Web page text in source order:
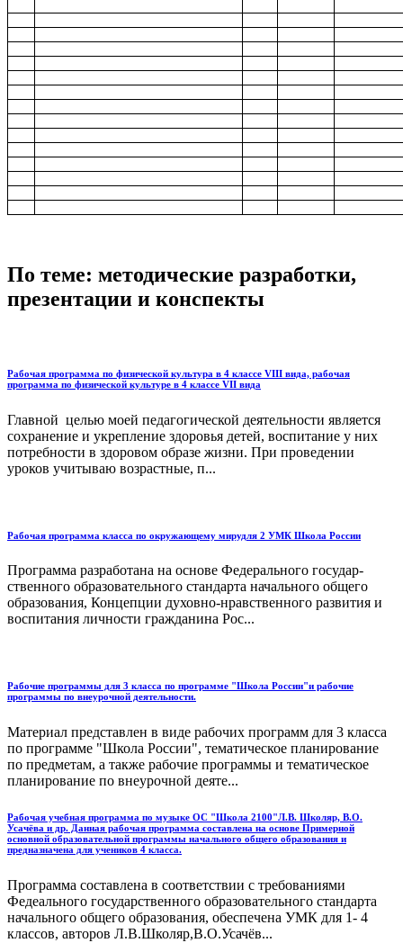
По теме: методические разработки,
презентации и конспекты
Рабочая программа по физической культура в 4 классе VIII вида, рабочая
программа по физической культуре в 4 классе VII вида
Главной целью моей педагогической деятельности является
сохранение и укрепление здоровья детей, воспитание у них
потребности в здоровом образе жизни. При проведении
уроков учитываю возрастные, п...
Рабочая программа класса по окружающему мирудля 2 УМК Школа России
Программа разработана на основе Федерального государ­
ственного образовательного стандарта начального общего
обра­зования, Концепции духовно-нравственного развития и
воспи­тания личности гражданина Рос...
Рабочие программы для 3 класса по программе "Школа России"и рабочие
программы по внеурочной деятельности.
Материал представлен в виде рабочих программ для 3 класса
по программе "Школа России", тематическое планирование
по предметам, а также рабочие программы и тематическое
планирование по внеурочной деяте...
Рабочая учебная программа по музыке ОС "Школа 2100"Л.В. Школяр, В.О.
Усачёва и др. Данная рабочая программа составлена на основе Примерной
основной образовательной программы начального общего образования и
предназначена для учеников 4 класса.
Программа составлена в соответствии с требованиями
Федеального государственного образовательного стандарта
начального общего образования, обеспечена УМК для 1- 4
классов, авторов Л.В.Школяр,В.О.Усачёв...